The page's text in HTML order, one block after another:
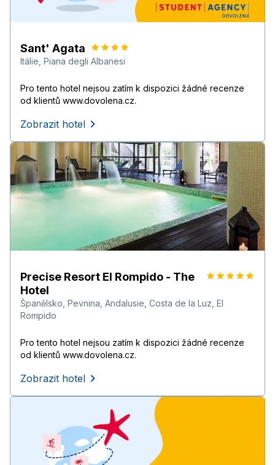
Sant' Agata
Itálie Piana degli Albanesi
Pro tento hotel nejsou zatím k dispozici žádné recenze
od klientů www.dovolena.cz.
Zobrazit hotel
Precise Resort El Rompido - The
Hotel
Španělsko Pevnina Andalusie Costa de la Luz El
Rompido
Pro tento hotel nejsou zatím k dispozici žádné recenze
od klientů www.dovolena.cz.
Zobrazit hotel